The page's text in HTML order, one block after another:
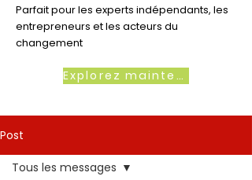
Parfait pour les experts indépendants, les
entrepreneurs et les acteurs du
changement
Explorez maintenant
Post
Tous les messages